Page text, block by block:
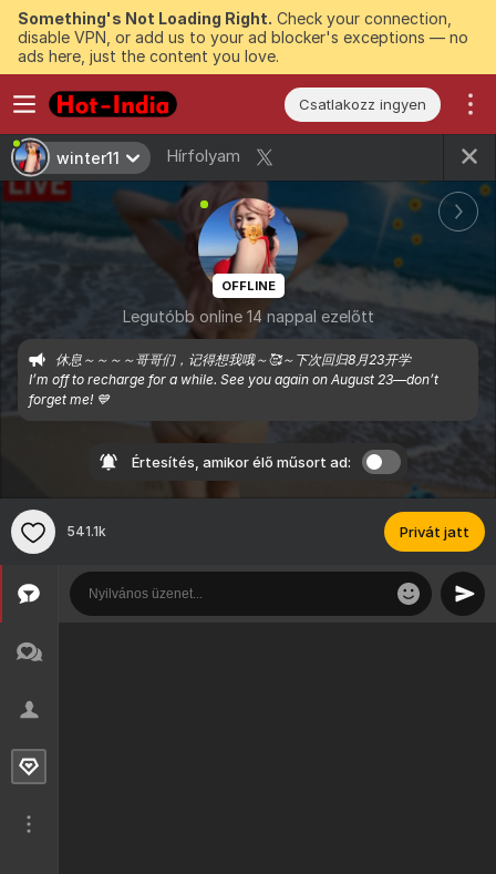
Something's Not Loading Right. Check your connection,
disable VPN, or add us to your ad blocker's exceptions — no
ads here, just the content you love.
Csatlakozz ingyen
winter11 Hírfolyam
OFFLINE
Legutóbb online 14 nappal ezelőtt
休息～～～～哥哥们，记得想我哦～🥰～下次回归8月23开学
I’m off to recharge for a while. See you again on August 23—don’t
forget me! 💙
Értesítés, amikor élő műsort ad:
541.1k Privát jatt